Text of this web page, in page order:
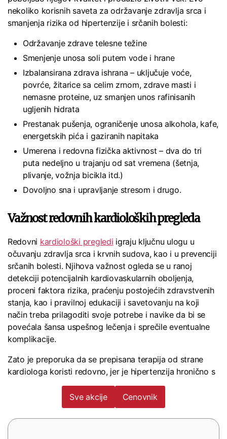
nekoliko korisnih saveta za održavanje zdravlja srca i
smanjenja rizika od hipertenzije i srčanih bolesti:
Održavanje zdrave telesne težine
Smenjenje unosa soli putem vode i hrane
Izbalansirana zdrava ishrana – uključuje voće,
povrće, žitarice sa celim zrnom, zdrave masti i
nemasne proteine, uz smanjen unos rafinisanih
ugljenih hidrata
Prestanak pušenja, ograničenje unosa alkohola, kafe,
energetskih pića i gaziranih napitaka
Umerena i redovna fizička aktivnost – dva do tri
puta nedeljno u trajanju od sat vremena (šetnja,
plivanje, vožnja bicikla itd.)
Dovoljno sna i upravljanje stresom i drugo.
Važnost redovnih kardioloških pregleda
Redovni kardiološki pregledi igraju ključnu ulogu u
očuvanju zdravlja srca i krvnih sudova, kao i u prevenciji
srčanih bolesti. Njihova važnost ogleda se u ranoj
detekciji potencijalnih kardiovaskularnih oboljenja,
proceni faktora rizika, praćenju postojećih zdravstvenih
stanja, kao i pravilnoj edukaciji i savetovanju na koji
način treba prilagoditi svoje potrebe i navike da bi se
povećala šansa uspešnog lečenja i sprečile eventualne
komplikacije.
Zato je preporuka da se prepisana terapija od strane
kardiologa koristi redovno, jer je hipertenzija hronično s
Sve akcije Cenovnik